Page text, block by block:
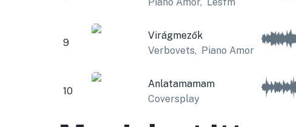
9
Virágmezők
Verbovets, Piano Amor
10
Anlatamamam
Coversplay